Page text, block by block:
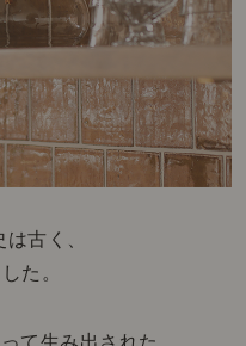
古く、
た。
て生み出された